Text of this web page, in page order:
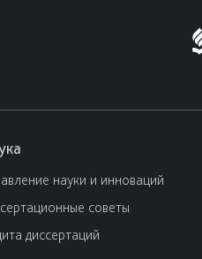
науки и инноваций
советы
диссертаций